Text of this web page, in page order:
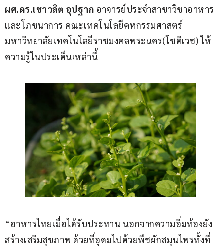
ผศ.ดร.เชาวลิต อุปฐาก อาจารย์ประจำสาขาวิชาอาหาร
และโภชนาการ คณะเทคโนโลยีคหกรรมศาสตร์
มหาวิทยาลัยเทคโนโลยีราชมงคลพระนคร(โชติเวช) ให้
ความรู้ในประเด็นเหล่านี้
“อาหารไทยเมื่อได้รับประทาน นอกจากความอิ่มท้องยัง
สร้างเสริมสุขภาพ ด้วยที่อุดมไปด้วยพืชผักสมุนไพรทั้งที่